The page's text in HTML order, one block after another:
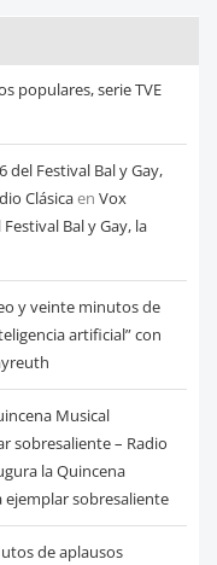
populares, serie TVE
del Festival Bal y Gay,
Clásicaen Vox
Bal y Gay, la
y veinte minutos de
artificial” con
Musical
sobresaliente – Radio
la Quincena
sobresaliente
de aplausos